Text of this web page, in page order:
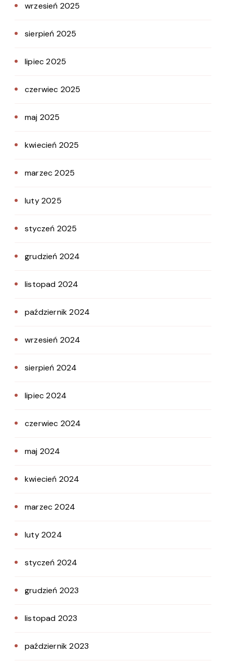
wrzesień 2025
sierpień 2025
lipiec 2025
czerwiec 2025
maj 2025
kwiecień 2025
marzec 2025
luty 2025
styczeń 2025
grudzień 2024
listopad 2024
październik 2024
wrzesień 2024
sierpień 2024
lipiec 2024
czerwiec 2024
maj 2024
kwiecień 2024
marzec 2024
luty 2024
styczeń 2024
grudzień 2023
listopad 2023
październik 2023